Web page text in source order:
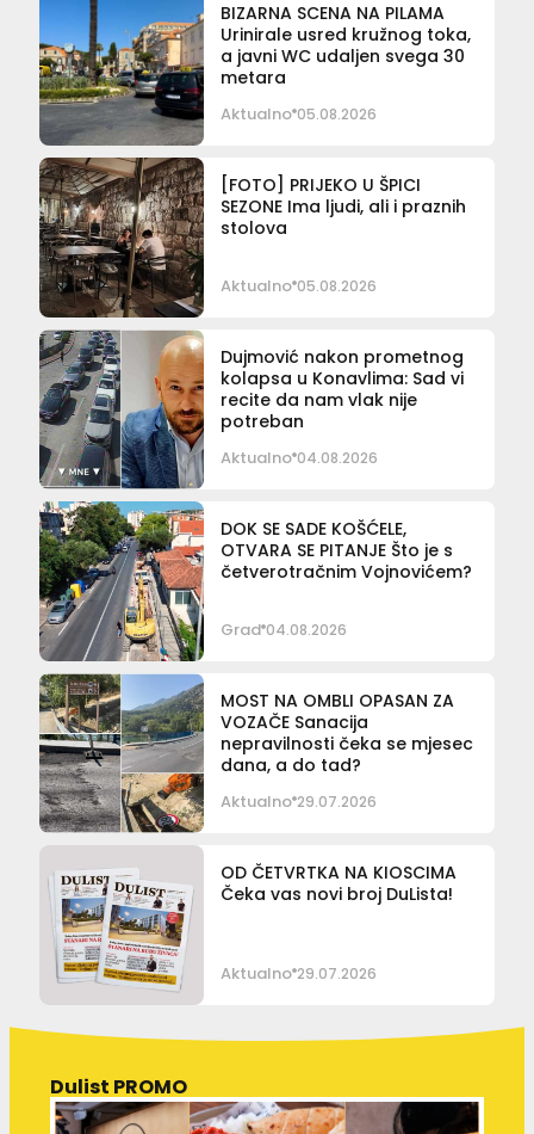
BIZARNA SCENA NA PILAMA
Urinirale usred kružnog toka,
a javni WC udaljen svega 30
metara
Aktualno 05.08.2026
[FOTO] PRIJEKO U ŠPICI
SEZONE Ima ljudi, ali i praznih
stolova
Aktualno 05.08.2026
Dujmović nakon prometnog
kolapsa u Konavlima: Sad vi
recite da nam vlak nije
potreban
Aktualno 04.08.2026
DOK SE SADE KOŠĆELE,
OTVARA SE PITANJE Što je s
četverotračnim Vojnovićem?
Grad 04.08.2026
MOST NA OMBLI OPASAN ZA
VOZAČE Sanacija
nepravilnosti čeka se mjesec
dana, a do tad?
Aktualno 29.07.2026
OD ČETVRTKA NA KIOSCIMA
Čeka vas novi broj DuLista!
Aktualno 29.07.2026
Dulist PROMO